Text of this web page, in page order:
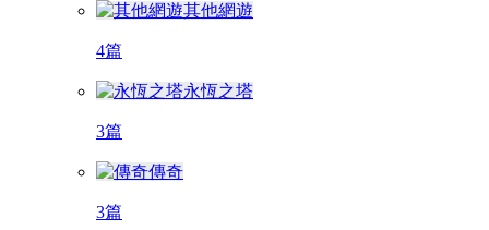
其他網遊
4篇
永恆之塔
3篇
傳奇
3篇